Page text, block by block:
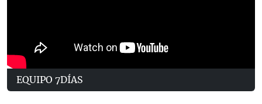
EQUIPO 7DÍAS